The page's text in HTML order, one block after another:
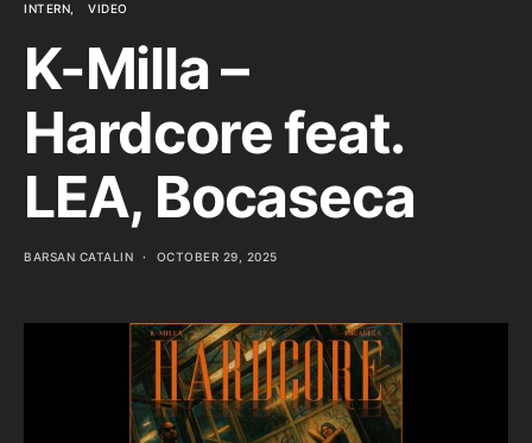
INTERN VIDEO
K-Milla –
Hardcore feat.
LEA, Bocaseca
BARSAN CATALIN OCTOBER 29, 2025